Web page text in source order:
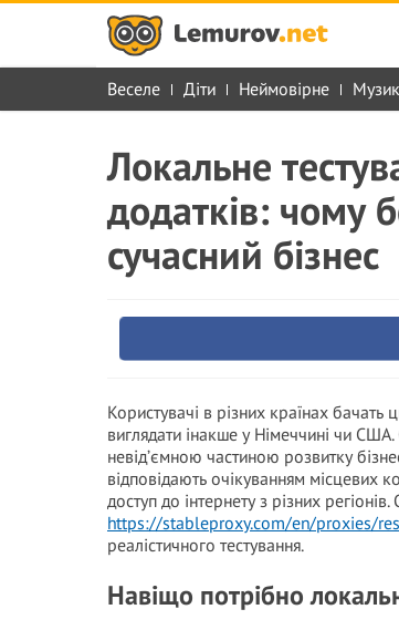
Веселе Діти Неймовірне
Локальне
додатків: чому
сучасний бізнес
Користувачі в різних країнах
виглядати інакше у Німеччині чи США.
невід’ємною частиною розвитку
відповідають очікуванням місцевих
доступ до інтернету з різних
https://stableproxy.com/en/proxies/
реалістичного тестування.
Навіщо потрібно